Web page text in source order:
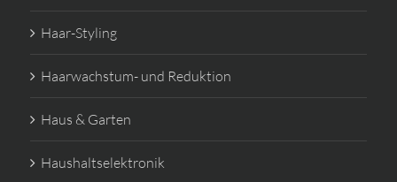
Haar-Styling
Haarwachstum- und Reduktion
Haus & Garten
Haushaltselektronik